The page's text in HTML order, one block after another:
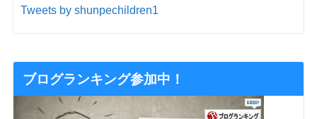
Tweets by shunpechildren1
ブログランキング参加中！